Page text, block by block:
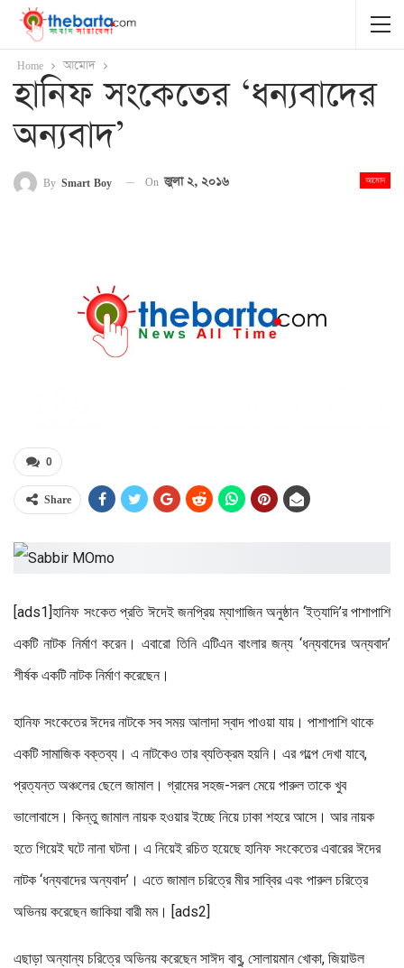
Home আমোদ
হানিফ সংকেতের ‘ধন্যবাদের
অন্যবাদ’
আমোদ
By Smart Boy On জুলা ২, ২০১৬
0
Share
[ads1]হানিফ সংকেত প্রতি ঈদেই জনপ্রিয় ম্যাগাজিন অনুষ্ঠান ‘ইত্যাদি’র পাশাপাশি
একটি নাটক নির্মাণ করেন। এবারো তিনি এটিএন বাংলার জন্য ‘ধন্যবাদের অন্যবাদ’
শীর্ষক একটি নাটক নির্মাণ করেছেন।
হানিফ সংকেতের ঈদের নাটকে সব সময় আলাদা স্বাদ পাওয়া যায়। পাশাপাশি থাকে
একটি সামাজিক বক্তব্য। এ নাটকেও তার ব্যতিক্রম হয়নি। এর গল্পে দেখা যাবে,
প্রত্যন্ত অঞ্চলের ছেলে জামাল। গ্রামের সহজ-সরল মেয়ে পারুল তাকে খুব
ভালোবাসে। কিন্তু জামাল নায়ক হওয়ার ইচ্ছে নিয়ে ঢাকা শহরে আসে। আর নায়ক
হতে গিয়েই ঘটে নানা ঘটনা। এ নিয়েই রচিত হয়েছে হানিফ সংকেতের এবারের ঈদের
নাটক ‘ধন্যবাদের অন্যবাদ’। এতে জামাল চরিত্রে মীর সাব্বির এবং পারুল চরিত্রে
অভিনয় করেছেন জাকিয়া বারী মম। [ads2]
এছাড়া অন্যান্য চরিত্রে অভিনয় করেছেন সাঈদ বাবু, সোলায়মান খোকা, জিয়াউল